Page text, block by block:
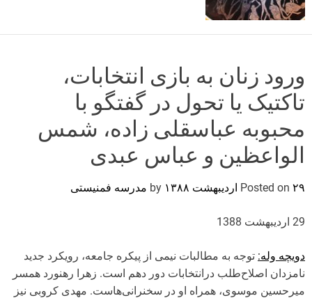
e
ورود زنان به بازی انتخابات،
تاکتیک یا تحول در گفتگو با
محبوبه عباسقلی زاده، شمس
الواعظین و عباس عبدی
Posted on ۲۹ اردیبهشت ۱۳۸۸ مدرسه فمنیستی
29 اردیبهشت 1388
دویچه وله: توجه به مطالبات نیمی از پیکره جامعه، رویکرد جدید
نامزدان اصلاح‌طلب درانتخابات دور دهم است. زهرا رهنورد همسر
میرحسین موسوی، همراه او در سخنرانی‌هاست. مهدی کروبی نیز